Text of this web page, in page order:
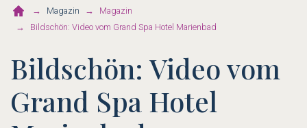
Magazin
Magazin
Bildschön: Video vom Grand Spa Hotel Marienbad
Bildschön: Video vom
Grand Spa Hotel